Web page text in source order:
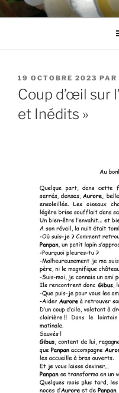
Aller
au
CL2C
Association dédiée à la
PUBLIÉ
LE
19 OCTOBRE 2023 PAR
Coup d’œil sur
et Inédits »